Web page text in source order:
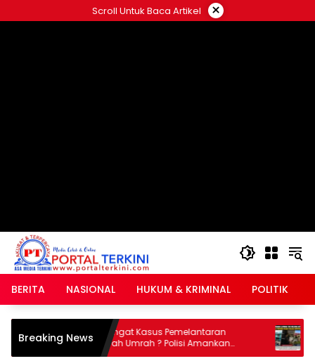
ke
Scroll Untuk Baca Artikel ×
BERITA NASIONAL HUKUM & KRIMINAL POLITIK
Breaking NewsMasih Ingat Kasus Pemelantaran
Jama’ah Umrah ? Polisi Amankan
Direktur PT Travelina Indonesia